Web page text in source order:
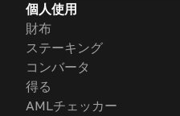
個人使用
財布
ステーキング
コンバータ
得る
AMLチェッカー